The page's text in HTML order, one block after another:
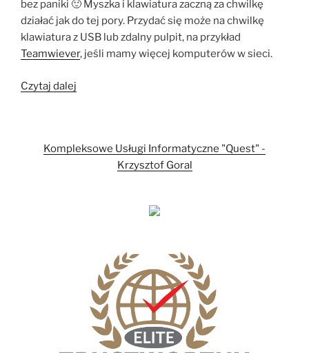
bez paniki 🙂 Myszka i klawiatura zaczną za chwilkę
działać jak do tej pory. Przydać się może na chwilkę
klawiatura z USB lub zdalny pulpit, na przykład
Teamwiever, jeśli mamy więcej komputerów w sieci.
Czytaj dalej
10”
Kompleksowe Usługi Informatyczne "Quest" -
Krzysztof Goral